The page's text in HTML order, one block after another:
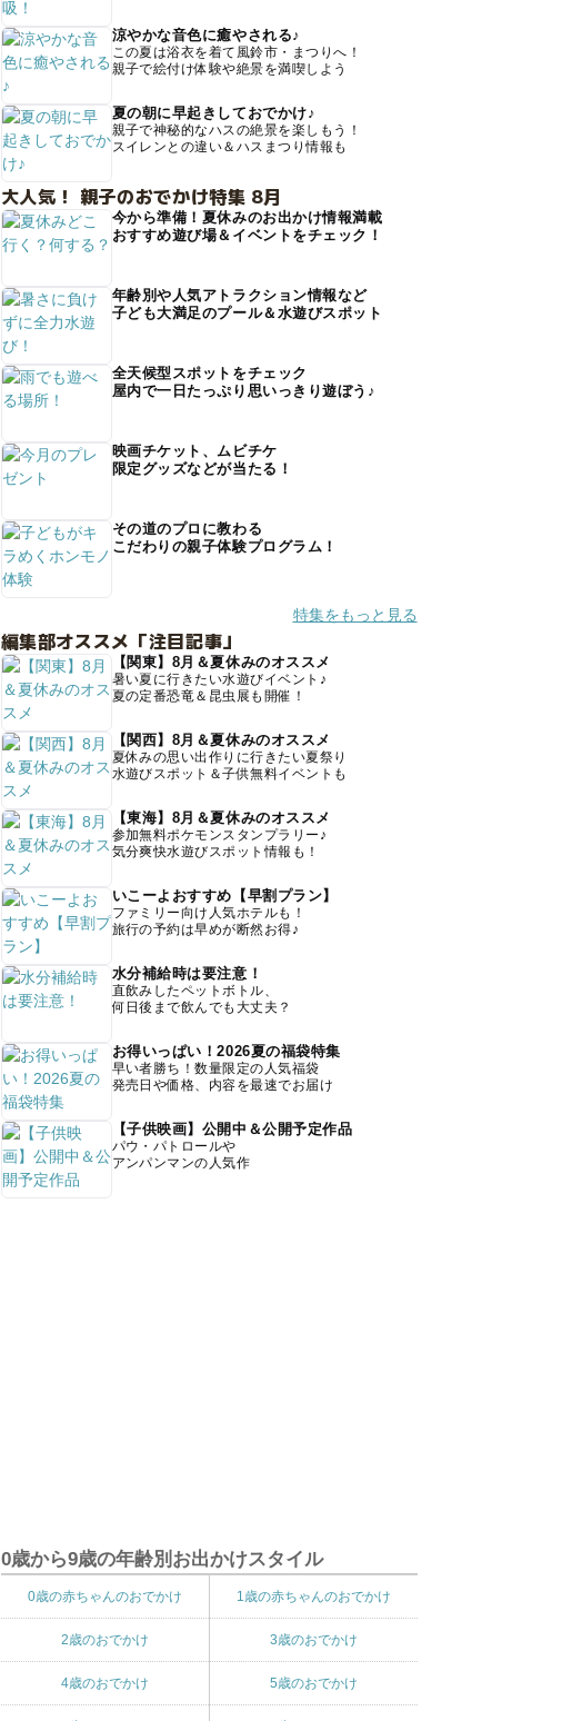
涼やかな音色に癒やされる♪
この夏は浴衣を着て風鈴市・まつりへ！
親子で絵付け体験や絶景を満喫しよう
夏の朝に早起きしておでかけ♪
親子で神秘的なハスの絶景を楽しもう！
スイレンとの違い＆ハスまつり情報も
大人気！ 親子のおでかけ特集 8月
今から準備！夏休みのお出かけ情報満載
おすすめ遊び場＆イベントをチェック！
年齢別や人気アトラクション情報など
子ども大満足のプール＆水遊びスポット
全天候型スポットをチェック
屋内で一日たっぷり思いっきり遊ぼう♪
映画チケット、ムビチケ
限定グッズなどが当たる！
その道のプロに教わる
こだわりの親子体験プログラム！
特集をもっと見る
編集部オススメ「注目記事」
【関東】8月＆夏休みのオススメ
暑い夏に行きたい水遊びイベント♪
夏の定番恐竜＆昆虫展も開催！
【関西】8月＆夏休みのオススメ
夏休みの思い出作りに行きたい夏祭り
水遊びスポット＆子供無料イベントも
【東海】8月＆夏休みのオススメ
参加無料ポケモンスタンプラリー♪
気分爽快水遊びスポット情報も！
いこーよおすすめ【早割プラン】
ファミリー向け人気ホテルも！
旅行の予約は早めが断然お得♪
水分補給時は要注意！
直飲みしたペットボトル、
何日後まで飲んでも大丈夫？
お得いっぱい！2026夏の福袋特集
早い者勝ち！数量限定の人気福袋
発売日や価格、内容を最速でお届け
【子供映画】公開中＆公開予定作品
パウ・パトロールや
アンパンマンの人気作
0歳から9歳の年齢別お出かけスタイル
0歳の赤ちゃんのおでかけ 1歳の赤ちゃんのおでかけ
2歳のおでかけ 3歳のおでかけ
4歳のおでかけ 5歳のおでかけ